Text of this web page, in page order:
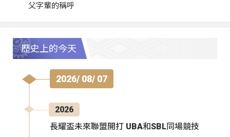
父字輩的稱呼
歷史上的今天
2026/ 08/ 07
2026
長耀盃未來聯盟開打 UBA和SBL同場競技